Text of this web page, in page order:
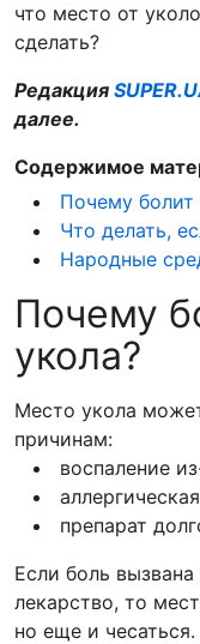
что место от
сделать?
Редакция
далее.
Содержимое
Почему болит
Что делать,
Народные
Почему
укола?
Место укола
причинам:
воспаление
препарат
Если боль
лекарство, то
но еще и